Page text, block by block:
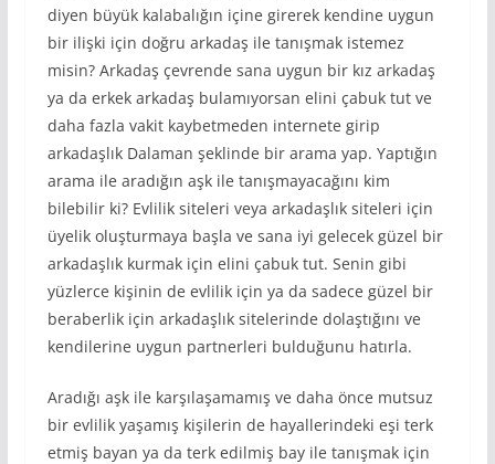
diyen büyük kalabalığın içine girerek kendine uygun
bir ilişki için doğru arkadaş ile tanışmak istemez
misin? Arkadaş çevrende sana uygun bir kız arkadaş
ya da erkek arkadaş bulamıyorsan elini çabuk tut ve
daha fazla vakit kaybetmeden internete girip
arkadaşlık Dalaman şeklinde bir arama yap. Yaptığın
arama ile aradığın aşk ile tanışmayacağını kim
bilebilir ki? Evlilik siteleri veya arkadaşlık siteleri için
üyelik oluşturmaya başla ve sana iyi gelecek güzel bir
arkadaşlık kurmak için elini çabuk tut. Senin gibi
yüzlerce kişinin de evlilik için ya da sadece güzel bir
beraberlik için arkadaşlık sitelerinde dolaştığını ve
kendilerine uygun partnerleri bulduğunu hatırla.
Aradığı aşk ile karşılaşamamış ve daha önce mutsuz
bir evlilik yaşamış kişilerin de hayallerindeki eşi terk
etmiş bayan ya da terk edilmiş bay ile tanışmak için